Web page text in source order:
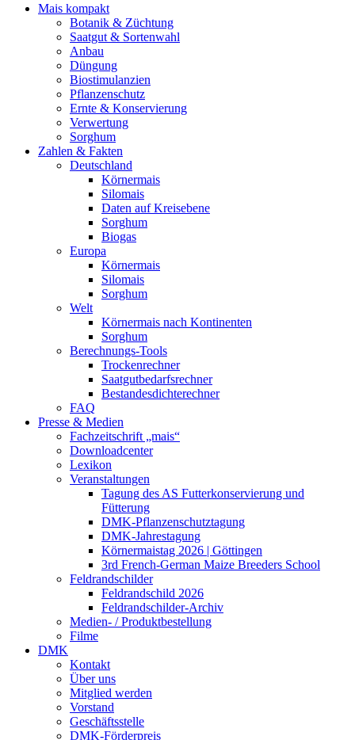
Mais kompakt
Botanik & Züchtung
Saatgut & Sortenwahl
Anbau
Düngung
Biostimulanzien
Pflanzenschutz
Ernte & Konservierung
Verwertung
Sorghum
Zahlen & Fakten
Deutschland
Körnermais
Silomais
Daten auf Kreisebene
Sorghum
Biogas
Europa
Körnermais
Silomais
Sorghum
Welt
Körnermais nach Kontinenten
Sorghum
Berechnungs-Tools
Trockenrechner
Saatgutbedarfsrechner
Bestandesdichterechner
FAQ
Presse & Medien
Fachzeitschrift „mais“
Downloadcenter
Lexikon
Veranstaltungen
Tagung des AS Futterkonservierung und
Fütterung
DMK-Pflanzenschutztagung
DMK-Jahrestagung
Körnermaistag 2026 | Göttingen
3rd French-German Maize Breeders School
Feldrandschilder
Feldrandschild 2026
Feldrandschilder-Archiv
Medien- / Produktbestellung
Filme
DMK
Kontakt
Über uns
Mitglied werden
Vorstand
Geschäftsstelle
DMK-Förderpreis